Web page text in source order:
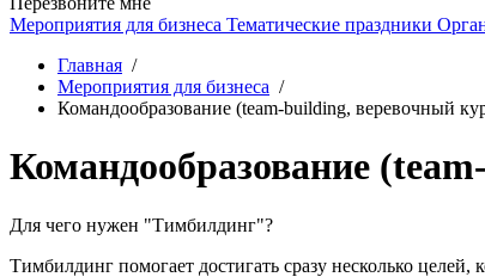
Мероприятия для бизнеса Тематические праздники
Главная /
Мероприятия для бизнеса /
Командообразование (team-building, веревочный
Командообразование
Для чего нужен "Тимбилдинг"?
Тимбилдинг помогает достигать сразу несколько